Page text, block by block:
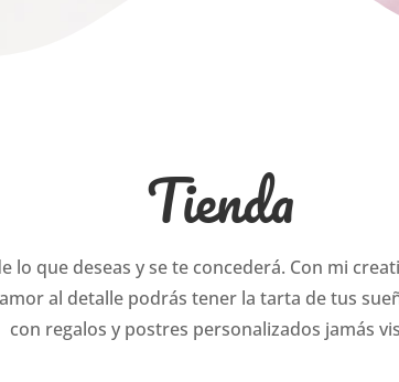
Tienda
lo que deseas y se te concederá. Con mi
al detalle podrás tener la tarta de tus
con regalos y postres personalizados jamás